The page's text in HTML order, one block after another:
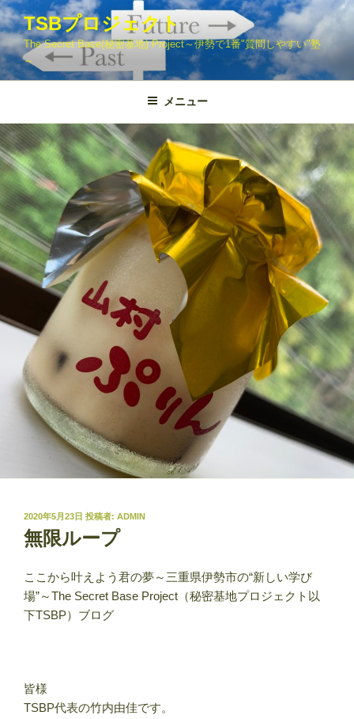
コ
ン
テ
ン
ツ
ス
キ
ッ
プ
TSBプロジェクト
The Secret Base(秘密基地) Project～伊勢で1番"質問しやすい"塾
～
メニュー
投
稿
日:
2020年5月23日 投稿者: ADMIN
無限ループ
ここから叶えよう君の夢～三重県伊勢市の“新しい学び
場”～The Secret Base Project（秘密基地プロジェクト以
下TSBP）ブログ
皆様
TSBP代表の竹内由佳です。